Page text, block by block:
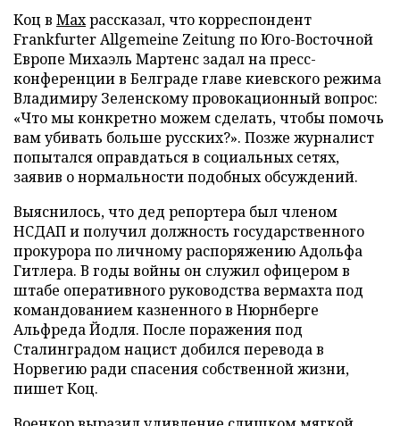
Коц в Махрассказал, что корреспондент
Frankfurter Allgemeine Zeitung по Юго-Восточной
Европе Михаэль Мартенс задал на пресс-
конференции в Белграде главе киевского режима
Владимиру Зеленскому провокационный вопрос:
«Что мы конкретно можем сделать, чтобы помочь
вам убивать больше русских?». Позже журналист
попытался оправдаться в социальных сетях,
заявив о нормальности подобных обсуждений.
Выяснилось, что дед репортера был членом
НСДАП и получил должность государственного
прокурора по личному распоряжению Адольфа
Гитлера. В годы войны он служил офицером в
штабе оперативного руководства вермахта под
командованием казненного в Нюрнберге
Альфреда Йодля. После поражения под
Сталинградом нацист добился перевода в
Норвегию ради спасения собственной жизни,
пишет Коц.